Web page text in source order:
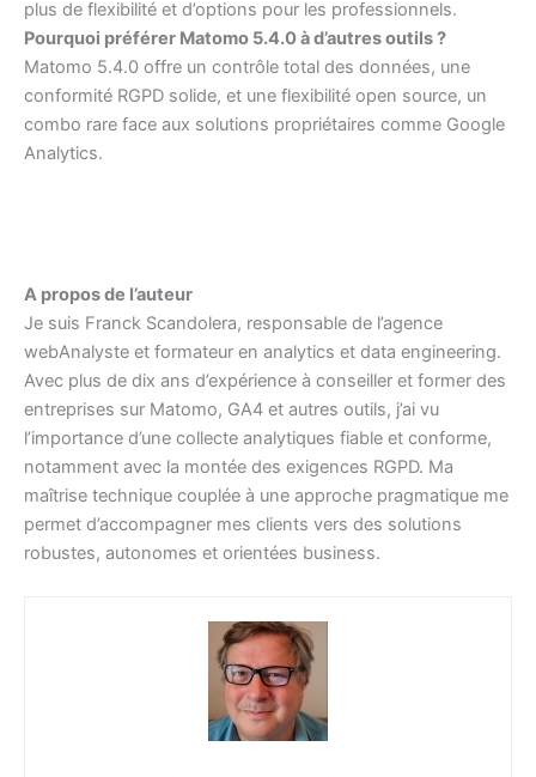
plus de flexibilité et d’options pour les professionnels.
Pourquoi préférer Matomo 5.4.0 à d’autres outils ?
Matomo 5.4.0 offre un contrôle total des données, une
conformité RGPD solide, et une flexibilité open source, un
combo rare face aux solutions propriétaires comme Google
Analytics.
A propos de l’auteur
Je suis Franck Scandolera, responsable de l’agence
webAnalyste et formateur en analytics et data engineering.
Avec plus de dix ans d’expérience à conseiller et former des
entreprises sur Matomo, GA4 et autres outils, j’ai vu
l’importance d’une collecte analytiques fiable et conforme,
notamment avec la montée des exigences RGPD. Ma
maîtrise technique couplée à une approche pragmatique me
permet d’accompagner mes clients vers des solutions
robustes, autonomes et orientées business.